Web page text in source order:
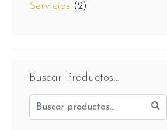
Servicios (2)
Buscar Productos…